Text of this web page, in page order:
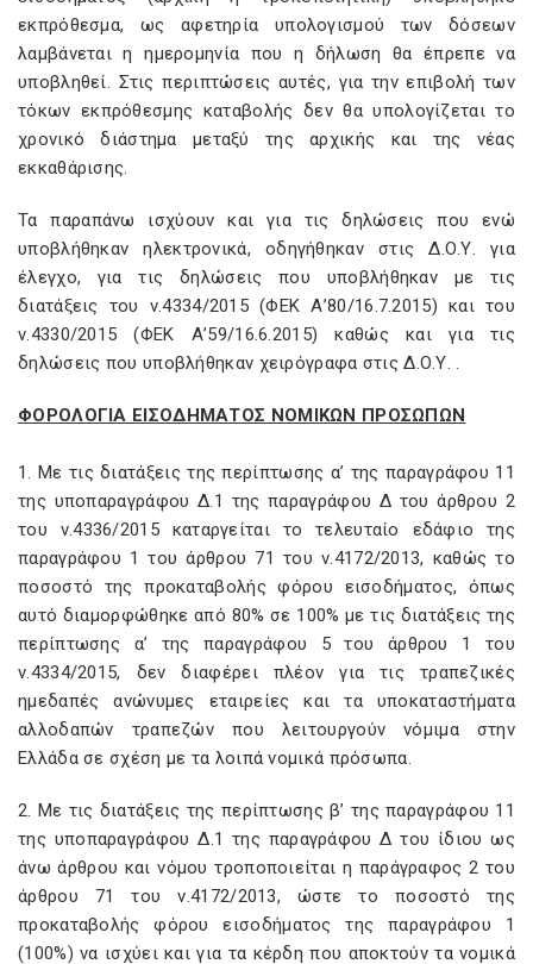
εκπρόθεσμα, ως αφετηρία υπολογισμού των δόσεων
λαμβάνεται η ημερομηνία που η δήλωση θα έπρεπε να
υποβληθεί. Στις περιπτώσεις αυτές, για την επιβολή των
τόκων εκπρόθεσμης καταβολής δεν θα υπολογίζεται το
χρονικό διάστημα μεταξύ της αρχικής και της νέας
εκκαθάρισης.
Τα παραπάνω ισχύουν και για τις δηλώσεις που ενώ
υποβλήθηκαν ηλεκτρονικά, οδηγήθηκαν στις Δ.Ο.Υ. για
έλεγχο, για τις δηλώσεις που υποβλήθηκαν με τις
διατάξεις του ν.4334/2015 (ΦΕΚ Α’80/16.7.2015) και του
ν.4330/2015 (ΦΕΚ Α’59/16.6.2015) καθώς και για τις
δηλώσεις που υποβλήθηκαν χειρόγραφα στις Δ.Ο.Υ. .
ΦΟΡΟΛΟΓΙΑ ΕΙΣΟΔΗΜΑΤΟΣ ΝΟΜΙΚΩΝ ΠΡΟΣΩΠΩΝ
1. Με τις διατάξεις της περίπτωσης α’ της παραγράφου 11
της υποπαραγράφου Δ.1 της παραγράφου Δ του άρθρου 2
του ν.4336/2015 καταργείται το τελευταίο εδάφιο της
παραγράφου 1 του άρθρου 71 του ν.4172/2013, καθώς το
ποσοστό της προκαταβολής φόρου εισοδήματος, όπως
αυτό διαμορφώθηκε από 80% σε 100% με τις διατάξεις της
περίπτωσης α’ της παραγράφου 5 του άρθρου 1 του
ν.4334/2015, δεν διαφέρει πλέον για τις τραπεζικές
ημεδαπές ανώνυμες εταιρείες και τα υποκαταστήματα
αλλοδαπών τραπεζών που λειτουργούν νόμιμα στην
Ελλάδα σε σχέση με τα λοιπά νομικά πρόσωπα.
2. Με τις διατάξεις της περίπτωσης β’ της παραγράφου 11
της υποπαραγράφου Δ.1 της παραγράφου Δ του ίδιου ως
άνω άρθρου και νόμου τροποποιείται η παράγραφος 2 του
άρθρου 71 του ν.4172/2013, ώστε το ποσοστό της
προκαταβολής φόρου εισοδήματος της παραγράφου 1
(100%) να ισχύει και για τα κέρδη που αποκτούν τα νομικά